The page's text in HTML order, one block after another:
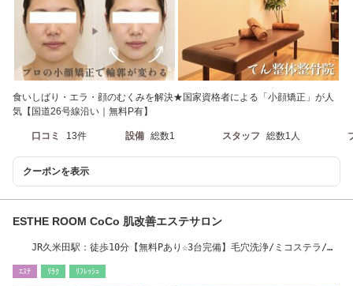
食いしばり・エラ・顔のむくみを解決★国家資格者による「小顔矯正」が人
気【国道26号線沿い｜無料P有】
口コミ 13件 設備 総数1 スタッフ 総数1人
クーポンを表示
ESTHE ROOM CoCo 肌改善エステサロン
JR久米田駅：徒歩10分【無料Pあり☆3台完備】毛穴洗浄/ミコステラ/ラ
ｴｽﾃ ﾘﾗｸ ﾘﾌﾚｯｼｭ